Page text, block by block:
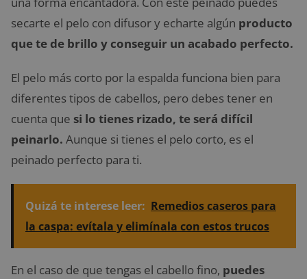
secarte el pelo con difusor y echarte algún producto
que te de brillo y conseguir un acabado perfecto.
El pelo más corto por la espalda funciona bien para
diferentes tipos de cabellos, pero debes tener en
cuenta que si lo tienes rizado, te será difícil
peinarlo. Aunque si tienes el pelo corto, es el
peinado perfecto para ti.
Quizá te interese leer: Remedios caseros para
la caspa: evítala y elimínala con estos trucos
En el caso de que tengas el cabello fino, puedes